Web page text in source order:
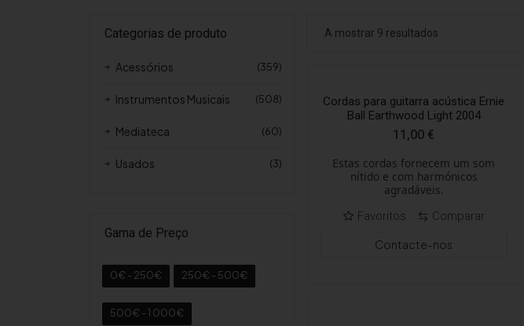
Categorias de produto
Acessórios (359)
Instrumentos Musicais (508)
Mediateca (60)
Usados (3)
Gama de Preço
0€ - 250€ 250€ - 500€
500€ - 1 000€
A mostrar 9 resultados
Cordas para guitarra acústica Ernie
Ball Earthwood Light 2004
11,00 €
Estas cordas fornecem um som
nítido e com harmónicos
agradáveis.
Favoritos
Comparar
Contacte-nos